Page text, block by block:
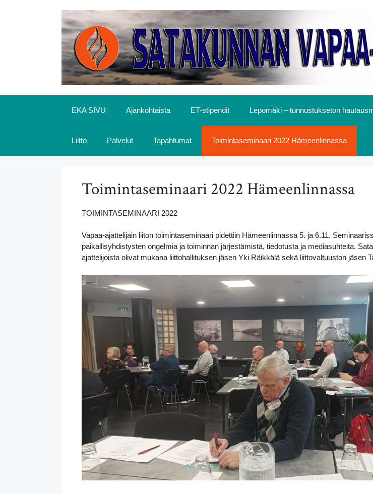
EKA SIVU Ajankohtaista ET-stipendit Lepomäki – tunnustukseton
Liitto Palvelut Tapahtumat Toimintaseminaari 2022 Hämeenlinnassa
Toimintaseminaari 2022 Hämeenlinnassa
TOIMINTASEMINAARI 2022
Vapaa-ajattelijain liiton toimintaseminaari pidettiin Hämeenlinnassa 5. ja 6.11.
paikallisyhdistysten ongelmia ja toiminnan järjestämistä, tiedotusta ja mediasuhteita.
ajattelijoista olivat mukana liittohallituksen jäsen Yki Räikkälä sekä liittovaltuuston jäsen